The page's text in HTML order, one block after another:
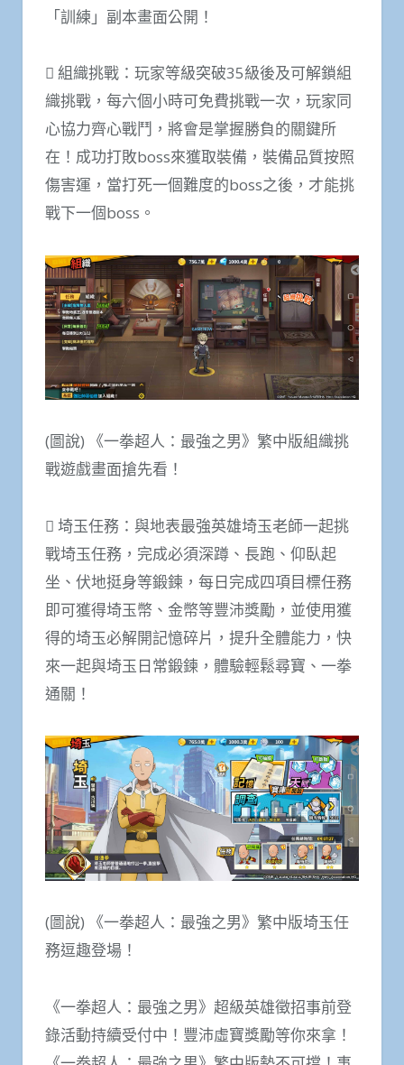
「訓練」副本畫面公開！
 組織挑戰：玩家等級突破35級後及可解鎖組
織挑戰，每六個小時可免費挑戰一次，玩家同
心協力齊心戰鬥，將會是掌握勝負的關鍵所
在！成功打敗boss來獲取裝備，裝備品質按照
傷害運，當打死一個難度的boss之後，才能挑
戰下一個boss。
(圖說) 《一拳超人：最強之男》繁中版組織挑
戰遊戲畫面搶先看！
 埼玉任務：與地表最強英雄埼玉老師一起挑
戰埼玉任務，完成必須深蹲、長跑、仰臥起
坐、伏地挺身等鍛鍊，每日完成四項目標任務
即可獲得埼玉幣、金幣等豐沛獎勵，並使用獲
得的埼玉必解開記憶碎片，提升全體能力，快
來一起與埼玉日常鍛鍊，體驗輕鬆尋寶、一拳
通關！
(圖說) 《一拳超人：最強之男》繁中版埼玉任
務逗趣登場！
《一拳超人：最強之男》超級英雄徵招事前登
錄活動持續受付中！豐沛虛寶獎勵等你來拿！